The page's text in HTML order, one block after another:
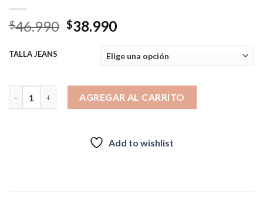
$46.990 El
original
$46.990.
$38.990El
actual
es:
$38.990.
TALLA JEANS
AGREGAR AL CARRITO
Add to wishlist